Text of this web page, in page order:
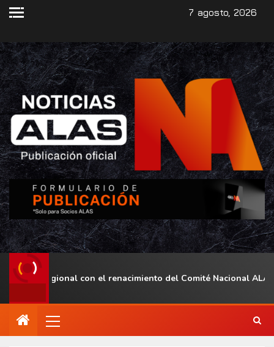
7 agosto, 2026
regional con el renacimiento del Comité Nacional ALAS